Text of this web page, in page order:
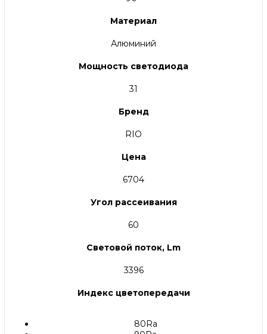
Материал
Алюминий
Мощность светодиода
31
Бренд
RIO
Цена
6704
Угол рассеивания
60
Световой поток, Lm
3396
Индекс цветопередачи
80Ra